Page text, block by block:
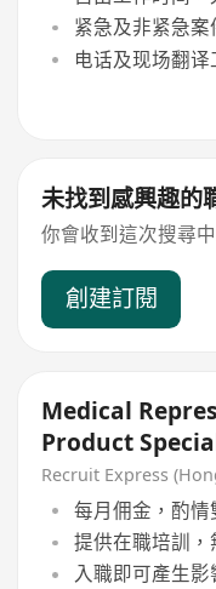
紧急及非紧急
电话及现场翻
未找到感興趣的
你會收到這次搜尋
創建訂閱
Medical
Product
Recruit Express
每月佣金，酌
提供在職培訓
入職即可產生